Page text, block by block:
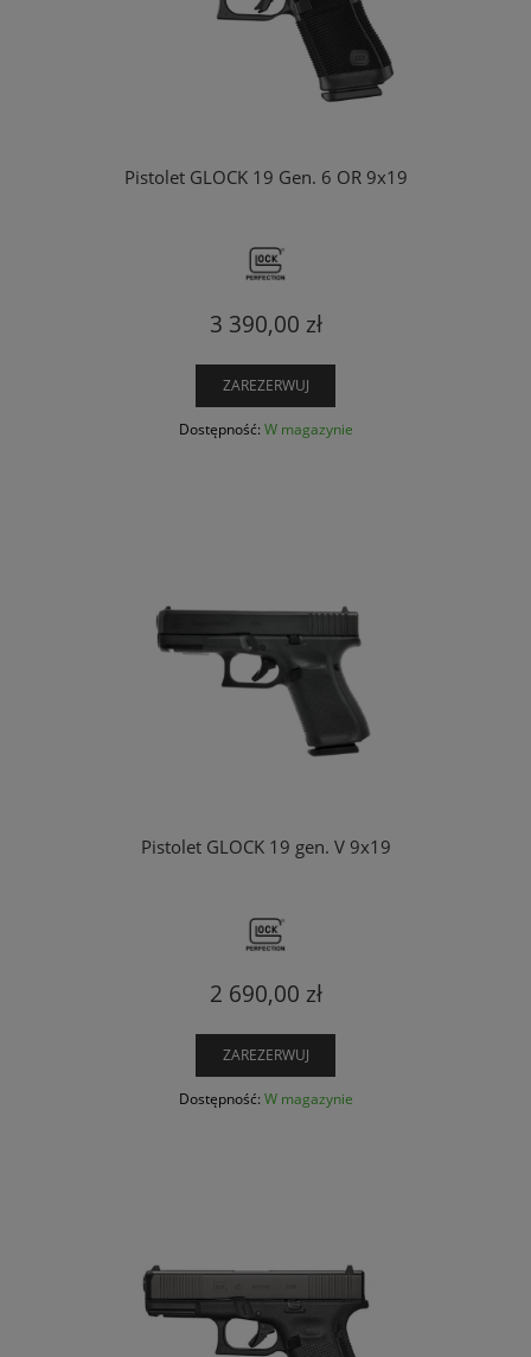
Pistolet GLOCK 19 Gen. 6 OR 9x19
3 390,00 zł
ZAREZERWUJ
Dostępność: W magazynie
Pistolet GLOCK 19 gen. V 9x19
2 690,00 zł
ZAREZERWUJ
Dostępność: W magazynie